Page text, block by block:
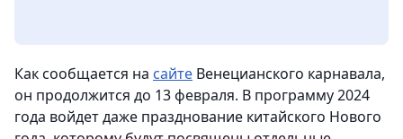
Как сообщается на сайте Венецианского карнавала,
он продолжится до 13 февраля. В программу 2024
года войдет даже празднование китайского Нового